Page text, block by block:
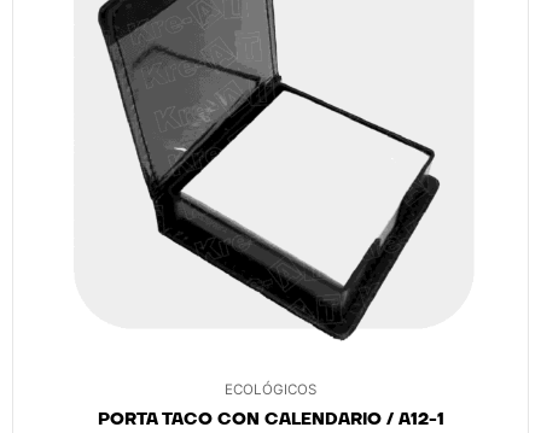
ECOLÓGICOS
PORTA TACO CON CALENDARIO / A12-1